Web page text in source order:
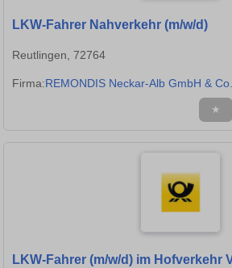
LKW-Fahrer Nahverkehr (m/w/d)
Reutlingen, 72764
Firma:REMONDIS Neckar-Alb GmbH &
★
LKW-Fahrer (m/w/d) im Hofverkehr